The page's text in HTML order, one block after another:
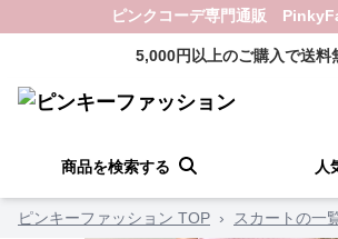
ピンクコーデ専門通販
5,000円以上のご購入で送料
商品を検索する 人
ピンキーファッション TOP › スカートの一